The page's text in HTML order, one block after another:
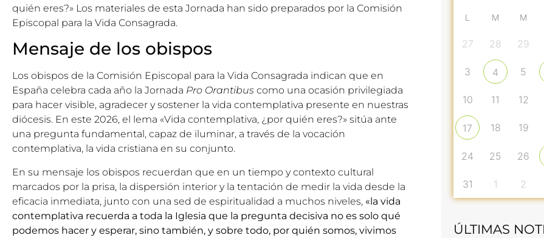
quién eres?» Los materiales de esta Jornada han sido preparados por la Comisión
Episcopal para la Vida Consagrada.
Mensaje de los obispos
Los obispos de la Comisión Episcopal para la Vida Consagrada indican que en
España celebra cada año la Jornada Pro Orantibus como una ocasión privilegiada
para hacer visible, agradecer y sostener la vida contemplativa presente en nuestras
diócesis. En este 2026, el lema «Vida contemplativa, ¿por quién eres?» sitúa ante
una pregunta fundamental, capaz de iluminar, a través de la vocación
contemplativa, la vida cristiana en su conjunto.
En su mensaje los obispos recuerdan que en un tiempo y contexto cultural
marcados por la prisa, la dispersión interior y la tentación de medir la vida desde la
eficacia inmediata, junto con una sed de espiritualidad a muchos niveles, «la vida
contemplativa recuerda a toda la Iglesia que la pregunta decisiva no es solo qué
podemos hacer y esperar, sino también, y sobre todo, por quién somos, vivimos
L M M
27 28 29
3 4 5
10 11 12
17 18 19
24 25 26
31 1 2
ÚLTIMAS